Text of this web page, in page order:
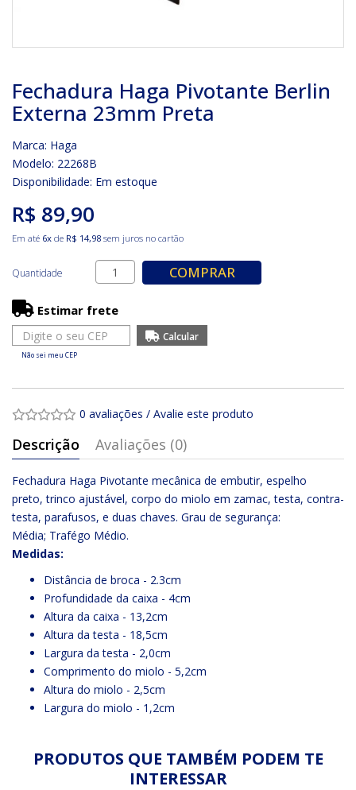
Fechadura Haga Pivotante Berlin
Externa 23mm Preta
Marca: Haga
Modelo: 22268B
Disponibilidade: Em estoque
R$ 89,90
Em até 6x de R$ 14,98 sem juros no cartão
Quantidade COMPRAR
Estimar frete
Não sei meu CEP
0 avaliações / Avalie este produto
Descrição Avaliações (0)
Fechadura Haga Pivotante mecânica de embutir, espelho
preto, trinco ajustável, corpo do miolo em zamac, testa, contra-
testa, parafusos, e duas chaves. Grau de segurança:
Média; Trafégo Médio.
Medidas:
Distância de broca - 2.3cm
Profundidade da caixa - 4cm
Altura da caixa - 13,2cm
Altura da testa - 18,5cm
Largura da testa - 2,0cm
Comprimento do miolo - 5,2cm
Altura do miolo - 2,5cm
Largura do miolo - 1,2cm
PRODUTOS QUE TAMBÉM PODEM TE
INTERESSAR